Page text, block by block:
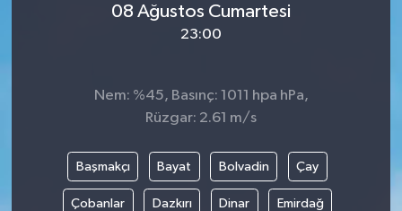
08 Ağustos Cumartesi
23:00
Nem: %45, Basınç: 1011 hpa hPa,
Rüzgar: 2.61 m/s
Başmakçı Bayat Bolvadin Çay
Çobanlar Dazkırı Dinar Emirdağ